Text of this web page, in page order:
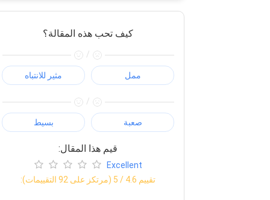
كيف تحب هذه المقالة؟
/
مثير للانتباه ممل
/
بسيط صعبة
:قيم هذا المقال
Excellent
:تقييم 4.6 / 5 (مرتكز على 92 التقييمات)